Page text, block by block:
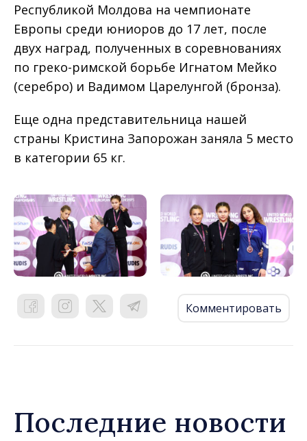
Республикой Молдова на чемпионате
Европы среди юниоров до 17 лет, после
двух наград, полученных в соревнованиях
по греко-римской борьбе Игнатом Мейко
(серебро) и Вадимом Царелунгой (бронза).
Еще одна представительница нашей
страны Кристина Запорожан заняла 5 место
в категории 65 кг.
Комментировать
Последние новости